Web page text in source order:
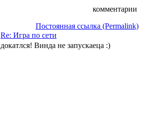
комментарии
Постоянная ссылка (Permalink)
Re: Игра по сети
докатлся! Винда не запускаеца :)